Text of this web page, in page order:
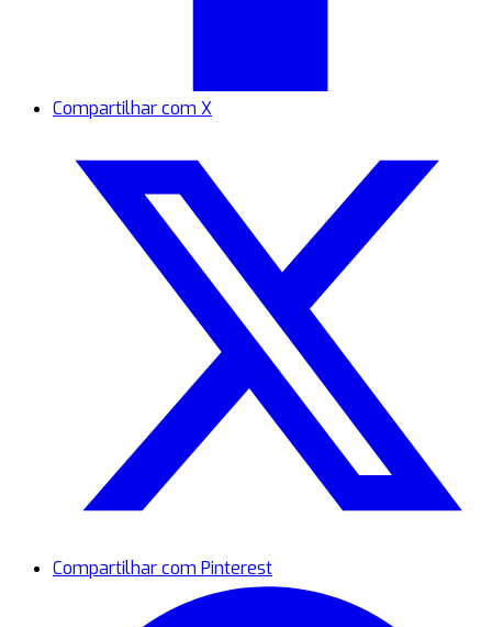
Compartilhar com X
Compartilhar com Pinterest